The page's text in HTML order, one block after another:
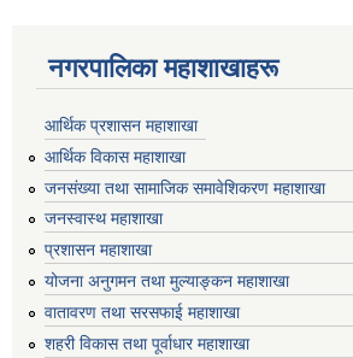
नगरपालिका महाशाखाहरू
आर्थिक प्रशासन महाशाखा
आर्थिक विकास महाशाखा
जनसंख्या तथा सामाजिक समावेशिकरण महाशाखा
जनस्वास्थ महाशाखा
प्रशासन महाशाखा
योजना अनुगमन तथा मुल्याङ्कन महाशाखा
वातावरण तथा सरसफाई महाशाखा
शहरी विकास तथा पूर्वाधार महाशाखा